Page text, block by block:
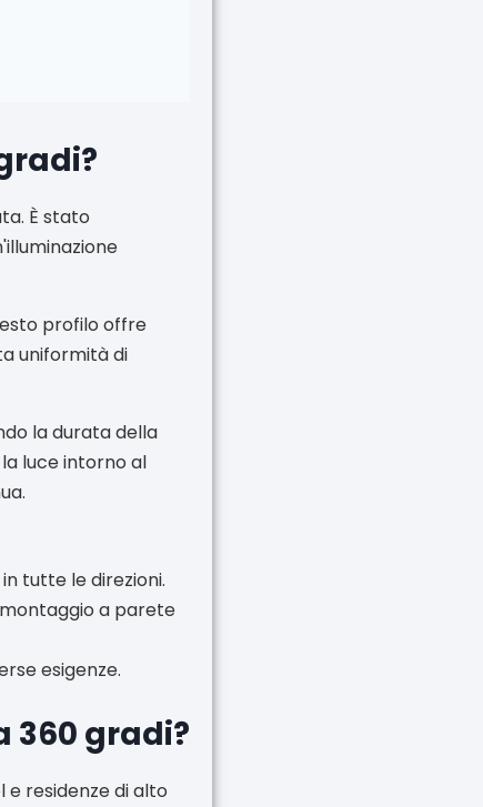
È stato
profilo offre
uniformità di
la durata della
luce intorno al
tutte le direzioni.
a parete
esigenze.
360 gradi?
e residenze di alto